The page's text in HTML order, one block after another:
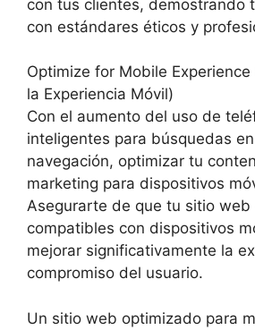
con tus clientes, demostrando
con estándares éticos y
Optimize for Mobile
la Experiencia Móvil)
Con el aumento del uso de
inteligentes para búsquedas
navegación, optimizar tu
marketing para dispositivos
Asegurarte de que tu sitio web
compatibles con dispositivos
mejorar significativamente la
compromiso del usuario.
Un sitio web optimizado para